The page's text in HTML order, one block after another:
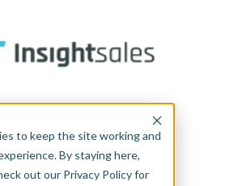
to keep the site working and
By staying here,
out our Privacy Policy for